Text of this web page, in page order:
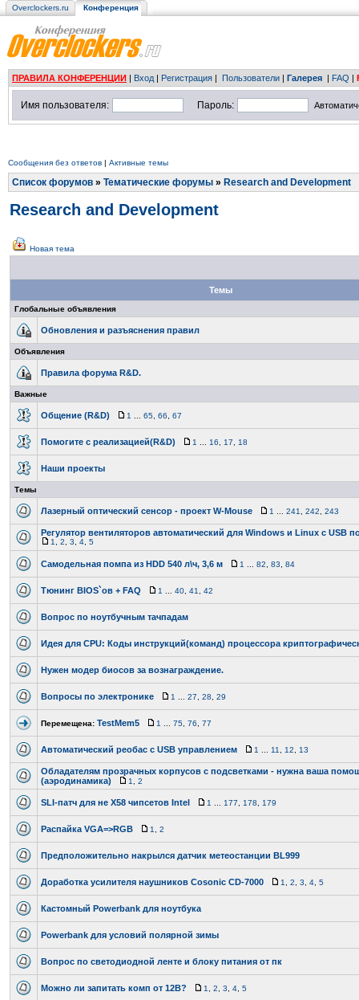
Overclockers.ru Конференция
ПРАВИЛА КОНФЕРЕНЦИИ | Вход | Регистрация | Пользователи | Галерея | FAQ |
Имя пользователя: Пароль:
Сообщения без ответов | Активные темы
Список форумов » Тематические форумы » Research and Development
Research and Development
Новая тема
Темы
Глобальные объявления
Обновления и разъяснения правил
Объявления
Правила форума R&D.
Важные
Общение (R&D) 1 65 66 67
Помогите с реализацией(R&D) 1 16 17 18
Наши проекты
Темы
Лазерный оптический сенсор - проект W-Mouse 1 241 242 243
Регулятор вентиляторов автоматический для Windows и Linux с USB
1 2 3 4 5
Самодельная помпа из HDD 540 л\ч, 3,6 м 1 82 83 84
Тюнинг BIOS`ов + FAQ 1 40 41 42
Вопрос по ноутбучным тачпадам
Идея для CPU: Коды инструкций(команд) процессора
Нужен модер биосов за вознаграждение.
Вопросы по электронике 1 27 28 29
Перемещена: TestMem5 1 75 76 77
Автоматический реобас с USB управлением 1 11 12 13
Обладателям прозрачных корпусов с подсветками - нужна ваша
(аэродинамика)
1 2
SLI-патч для не Х58 чипсетов Intel 1 177 178 179
Распайка VGA=>RGB 1 2
Предположительно накрылся датчик метеостанции BL999
Доработка усилителя наушников Cosonic CD-7000 1 2 3 4 5
Кастомный Powerbank для ноутбука
Powerbank для условий полярной зимы
Вопрос по светодиодной ленте и блоку питания от пк
Можно ли запитать комп от 12В? 1 2 3 4 5